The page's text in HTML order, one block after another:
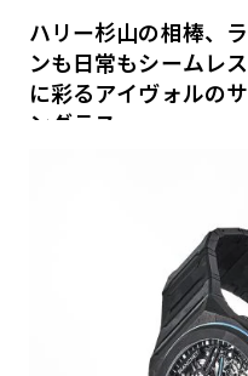
ハリー杉山の相棒、ラ
ンも日常もシームレス
に彩るアイヴォルのサ
ングラス